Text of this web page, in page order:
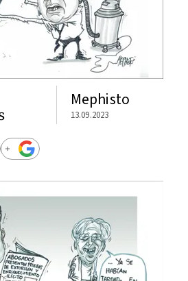
Mephisto
13.09.2023